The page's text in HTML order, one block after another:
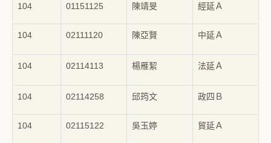
104 01151125 陳靖旻 經延Ａ
104 02111120 陳亞賢 中延Ａ
104 02114113 楊雁絜 法延Ａ
104 02114258 邱筠文 政四Ｂ
104 02115122 吳玉婷 貿延Ａ